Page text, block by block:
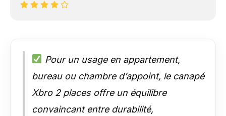
Pour un usage en appartement,
bureau ou chambre d’appoint, le canapé
Xbro 2 places offre un équilibre
convaincant entre durabilité,